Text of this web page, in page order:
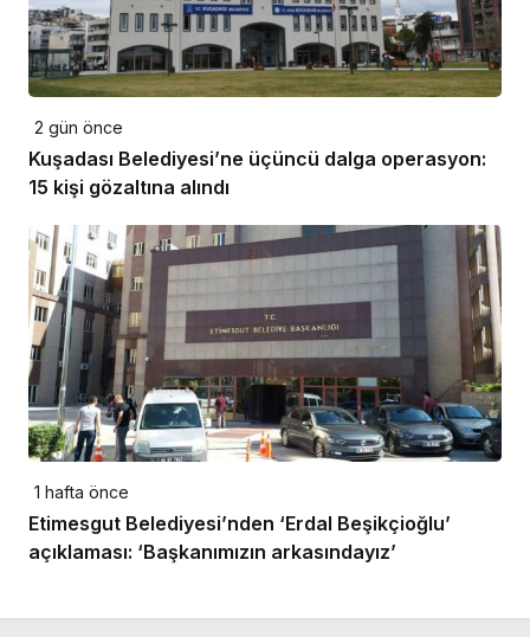
2 gün önce
Kuşadası Belediyesi’ne üçüncü dalga operasyon:
15 kişi gözaltına alındı
1 hafta önce
Etimesgut Belediyesi’nden ‘Erdal Beşikçioğlu’
açıklaması: ‘Başkanımızın arkasındayız’